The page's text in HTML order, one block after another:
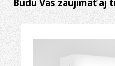
Budú Vás zaujímať aj